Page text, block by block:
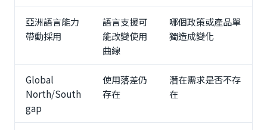
亞洲語言能力
帶動採用
語言支援可
能改變使用
曲線
哪個政策或產品單
獨造成變化
Global
North/South
gap
使用落差仍
存在
潛在需求是否不存
在